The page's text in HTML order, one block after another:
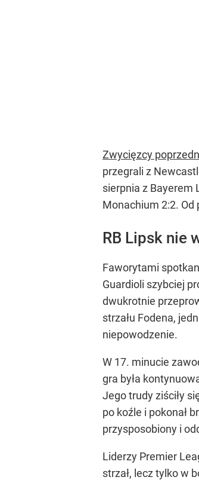
Zwycięzcy
przegrali z
sierpnia z Bayerem
Monachium 2:2. Od
RB Lipsk nie
Faworytami
Guardioli szybciej
dwukrotnie
strzału Fodena,
niepowodzenie.
W 17. minucie
gra była
Jego trudy ziściły
po koźle i pokonał
przysposobiony i
Liderzy Premier
strzał, lecz tylko w